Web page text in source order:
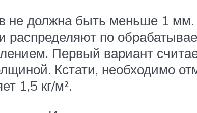
не должна быть меньше 1
распределяют по
Первый вариант
Кстати, необходимо
1,5 кг/м².